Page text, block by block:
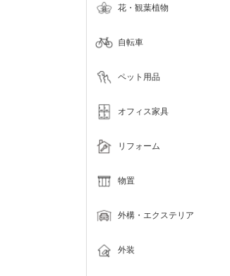
花・観葉植物
自転車
ペット用品
オフィス家具
リフォーム
物置
外構・エクステリア
外装